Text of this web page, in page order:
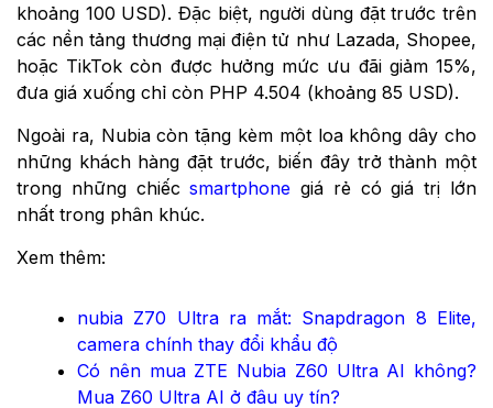
khoảng 100 USD). Đặc biệt, người dùng đặt trước trên
các nền tảng thương mại điện tử như Lazada, Shopee,
hoặc TikTok còn được hưởng mức ưu đãi giảm 15%,
đưa giá xuống chỉ còn PHP 4.504 (khoảng 85 USD).
Ngoài ra, Nubia còn tặng kèm một loa không dây cho
những khách hàng đặt trước, biến đây trở thành một
trong những chiếcsmartphone giá rẻ có giá trị lớn
nhất trong phân khúc.
Xem thêm:
nubia Z70 Ultra ra mắt: Snapdragon 8 Elite,
camera chính thay đổi khẩu độ
Có nên mua ZTE Nubia Z60 Ultra AI không?
Mua Z60 Ultra AI ở đâu uy tín?